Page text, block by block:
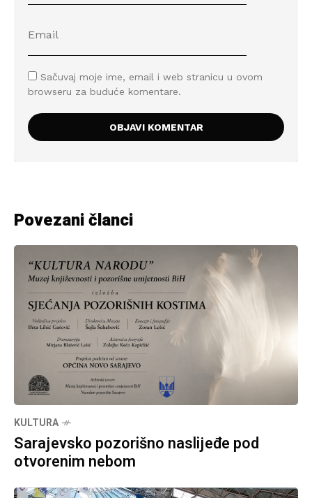
Sačuvaj moje ime, email i web stranicu u ovom
browseru za buduće komentare.
Povezani članci
KULTURA
Sarajevsko pozorišno naslijeđe pod
otvorenim nebom